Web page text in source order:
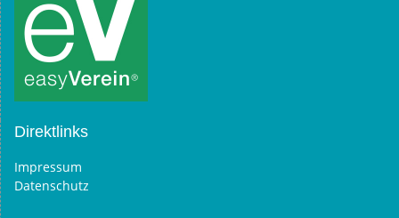
Direktlinks
Impressum
Datenschutz